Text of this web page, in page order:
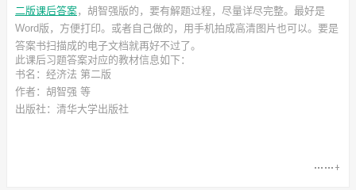
二版课后答案，胡智强版的，要有解题过程，尽量详尽完整。最好是
Word版，方便打印。或者自己做的，用手机拍成高清图片也可以。要是
答案书扫描成的电子文档就再好不过了。
此课后习题答案对应的教材信息如下：
书名：经济法 第二版
作者：胡智强 等
出版社：清华大学出版社